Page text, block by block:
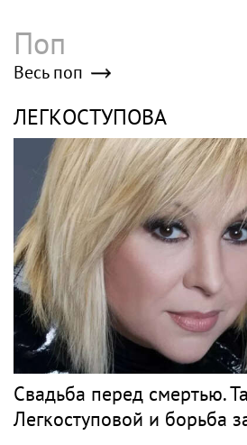
Поп
Весь поп
ЛЕГКОСТУПОВА
Свадьба перед смертью.
Легкоступовой и борьба